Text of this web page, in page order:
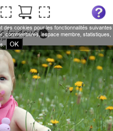
des cookies pour les fonctionnalités suivantes
commentaires, espace membre, statistiques,
OK